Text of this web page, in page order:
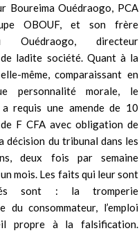
Boureima Ouédraogo, PCA
OBOUF, et son frère
Ouédraogo, directeur
ladite société. Quant à la
même, comparaissant en
personnalité morale, le
requis une amende de 10
F CFA avec obligation de
décision du tribunal dans les
deux fois par semaine
mois. Les faits qui leur sont
sont : la tromperie
du consommateur, l’emploi
propre à la falsification.